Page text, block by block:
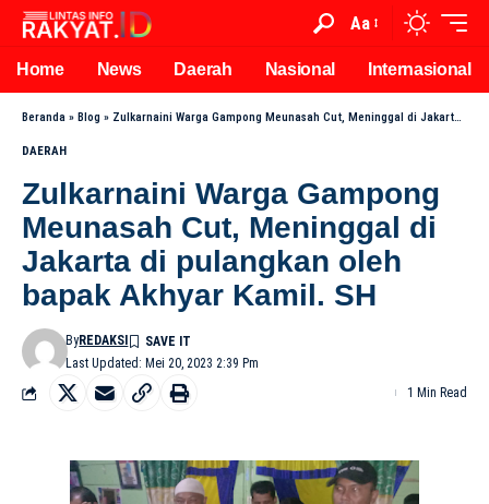
Aa
Home News Daerah Nasional Internasional
Beranda » Blog » Zulkarnaini Warga Gampong Meunasah Cut, Meninggal di Jakarta di pulangkan oleh bapak Akhyar Kamil. SH
DAERAH
Zulkarnaini Warga Gampong
Meunasah Cut, Meninggal di
Jakarta di pulangkan oleh
bapak Akhyar Kamil. SH
Last Updated: Mei 20, 2023 2:39 Pm
ByREDAKSI
1 Min Read